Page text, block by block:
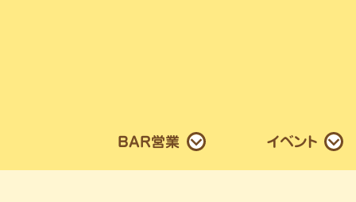
BAR営業 イベント